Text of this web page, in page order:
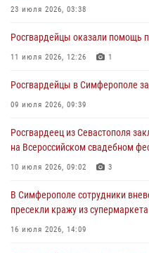
03 августа 2026, 14:08
В Симферополе росгвардейцы
подозреваемого в совершении
Росгвардейцы оперативно
30 июля 2026, 12:13
23 июля 2026, 03:38
Росгвардейцы оказали
11 июля 2026, 12:26 1
Росгвардейцы в Симферополе
09 июля 2026, 09:39
Росгвардеец из Севастополя
на Всероссийском свадебном
10 июля 2026, 09:02 3
В Симферополе сотрудники
пресекли кражу из супермаркета
16 июля 2026, 14:09